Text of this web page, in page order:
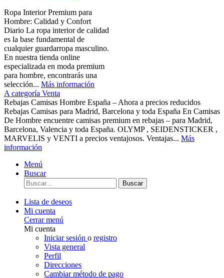
Ropa Interior Premium para
Hombre: Calidad y Confort
Diario La ropa interior de calidad
es la base fundamental de
cualquier guardarropa masculino.
En nuestra tienda online
especializada en moda premium
para hombre, encontrarás una
selección... Más información
A categoría Venta
Rebajas Camisas Hombre España – Ahora a precios reducidos
Rebajas Camisas para Madrid, Barcelona y toda España En Camisas
De Hombre encuentre camisas premium en rebajas – para Madrid,
Barcelona, Valencia y toda España. OLYMP , SEIDENSTICKER ,
MARVELIS y VENTI a precios ventajosos. Ventajas... Más
información
Menú
Buscar
Buscar
Lista de deseos
Mi cuenta
Cerrar menú
Mi cuenta
Iniciar sesión o registro
Vista general
Perfil
Direcciones
Cambiar método de pago